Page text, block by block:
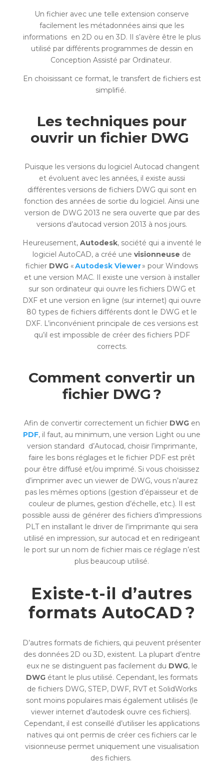
Un fichier avec une telle extension conserve
facilement les métadonnées ainsi que les
informations en 2D ou en 3D. Il s’avère être le plus
utilisé par différents programmes de dessin en
Conception Assisté par Ordinateur.
En choisissant ce format, le transfert de fichiers est
simplifié.
Les techniques pour
ouvrir un fichier DWG
Puisque les versions du logiciel Autocad changent
et évoluent avec les années, il existe aussi
différentes versions de fichiers DWG qui sont en
fonction des années de sortie du logiciel. Ainsi une
version de DWG 2013 ne sera ouverte que par des
versions d’autocad version 2013 à nos jours.
Heureusement, Autodesk, société qui a inventé le
logiciel AutoCAD, a créé unevisionneuse de
fichier DWG «Autodesk Viewer» pour Windows
et une version MAC. Il existe une version à installer
sur son ordinateur qui ouvre les fichiers DWG et
DXF et une version en ligne (sur internet) qui ouvre
80 types de fichiers différents dont le DWG et le
DXF. L’inconvénient principale de ces versions est
qu’il est impossible de créer des fichiers PDF
corrects.
Comment convertir un
fichier DWG ?
Afin de convertir correctement un fichier DWGen
PDF, il faut, au minimum, une version Light ou une
version standard d’Autocad, choisir l’imprimante,
faire les bons réglages et le fichier PDF est prêt
pour être diffusé et/ou imprimé. Si vous choisissez
d’imprimer avec un viewer de DWG, vous n’aurez
pas les mêmes options (gestion d’épaisseur et de
couleur de plumes, gestion d’échelle, etc.). Il est
possible aussi de générer des fichiers d’impressions
PLT en installant le driver de l’imprimante qui sera
utilisé en impression, sur autocad et en redirigeant
le port sur un nom de fichier mais ce réglage n’est
plus beaucoup utilisé.
Existe-t-il d’autres
formats AutoCAD ?
D’autres formats de fichiers, qui peuvent présenter
des données 2D ou 3D, existent. La plupart d’entre
eux ne se distinguent pas facilement du DWG, le
DWG étant le plus utilisé. Cependant, les formats
de fichiers DWG, STEP, DWF, RVT et SolidWorks
sont moins populaires mais également utilisés (le
viewer internet d’autodesk ouvre ces fichiers).
Cependant, il est conseillé d’utiliser les applications
natives qui ont permis de créer ces fichiers car le
visionneuse permet uniquement une visualisation
des fichiers.